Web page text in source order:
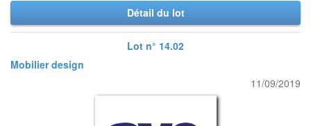
Détail du lot
Lot n° 14.02
Mobilier design
11/09/2019